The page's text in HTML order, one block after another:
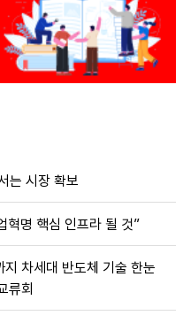
는 시장 확보
혁명 핵심 인프라 될 것”
차세대 반도체 기술 한눈
류회